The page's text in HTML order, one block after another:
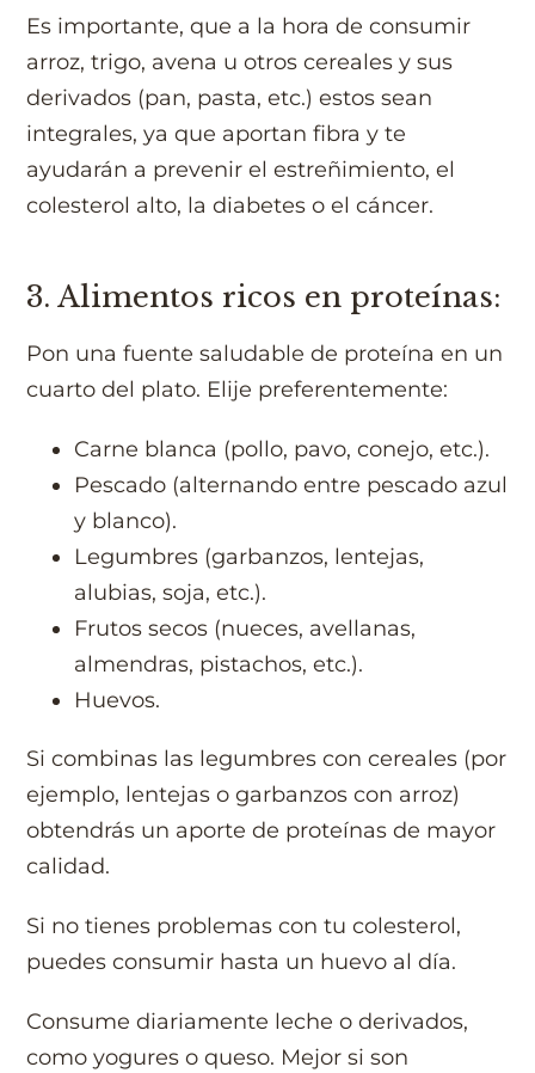
Es importante, que a la hora de consumir
arroz, trigo, avena u otros cereales y sus
derivados (pan, pasta, etc.) estos sean
integrales, ya que aportan fibra y te
ayudarán a prevenir el estreñimiento, el
colesterol alto, la diabetes o el cáncer.
3. Alimentos ricos en proteínas:
Pon una fuente saludable de proteína en un
cuarto del plato. Elije preferentemente:
Carne blanca (pollo, pavo, conejo, etc.).
Pescado (alternando entre pescado azul
y blanco).
Legumbres (garbanzos, lentejas,
alubias, soja, etc.).
Frutos secos (nueces, avellanas,
almendras, pistachos, etc.).
Huevos.
Si combinas las legumbres con cereales (por
ejemplo, lentejas o garbanzos con arroz)
obtendrás un aporte de proteínas de mayor
calidad.
Si no tienes problemas con tu colesterol,
puedes consumir hasta un huevo al día.
Consume diariamente leche o derivados,
como yogures o queso. Mejor si son